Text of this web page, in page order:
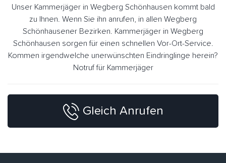
Unser Kammerjäger in Wegberg Schönhausen kommt bald
zu Ihnen. Wenn Sie ihn anrufen, in allen Wegberg
Schönhausener Bezirken. Kammerjäger in Wegberg
Schönhausen sorgen für einen schnellen Vor-Ort-Service.
Kommen irgendwelche unerwünschten Eindringlinge herein?
Notruf für Kammerjäger
Gleich Anrufen